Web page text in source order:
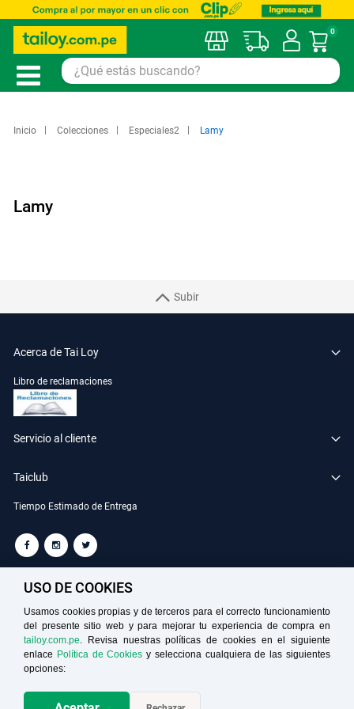
Mi
0
Inicio Colecciones Especiales2 Lamy
Lamy
Subir
Acerca de Tai Loy
Libro de reclamaciones
Servicio al cliente
Taiclub
Tiempo Estimado de Entrega
TAILOY S.A. RUC: 20100049181
Medios de Pago
USO DE COOKIES
Usamos cookies propias y de terceros para el correcto funcionamiento
del presente sitio web y para mejorar tu experiencia de compra en
tailoy.com.pe. Revisa nuestras políticas de cookies en el siguiente
enlace Política de Cookies y selecciona cualquiera de las siguientes
opciones: